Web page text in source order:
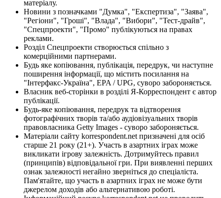
матеріалу.
Новини з позначками "Думка", "Експертиза", "Заява",
"Регіони", "Гроші", "Влада", "Вибори", "Тест-драйв",
"Спецпроекти", "Промо" публікуються на правах
реклами.
Розділ Спецпроекти створюється спільно з
комерційними партнерами.
Будь яке копіювання, публікація, передрук, чи наступне
поширення інформації, що містить посилання на
"Інтерфакс-Україна", EPA / UPG, суворо забороняється.
Власник веб-сторінки в розділі Я-Корреспондент є автор
публікації.
Будь-яке копіювання, передрук та відтворення
фотографічних творів та/або аудіовізуальних творів
правовласника Getty Images - суворо забороняється.
Матеріали сайту korrespondent.net призначені для осіб
старше 21 року (21+). Участь в азартних іграх може
викликати ігрову залежність. Дотримуйтесь правил
(принципів) відповідальної гри. При виявленні перших
ознак залежності негайно зверніться до спеціаліста.
Пам'ятайте, що участь в азартних іграх не може бути
джерелом доходів або альтернативою роботі.